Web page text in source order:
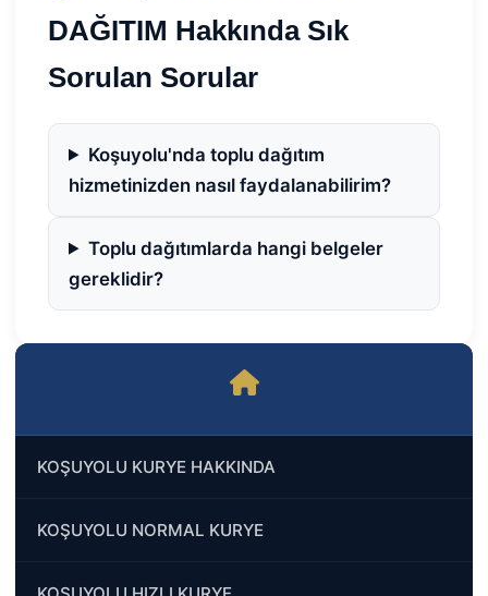
KOŞUYOLU KURYE HAKKINDA
KOŞUYOLU NORMAL KURYE
DAĞITIM Hakkında Sık
Sorulan Sorular
Koşuyolu'nda toplu dağıtım
hizmetinizden nasıl faydalanabilirim?
Toplu dağıtımlarda hangi belgeler
gereklidir?